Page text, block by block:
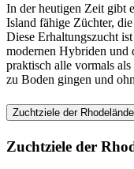
In der heutigen Zeit gibt
Island fähige Züchter,
Diese Erhaltungszucht
modernen Hybriden und
praktisch alle vormals
zu Boden gingen und
Zuchtziele der
Zuchtziele der